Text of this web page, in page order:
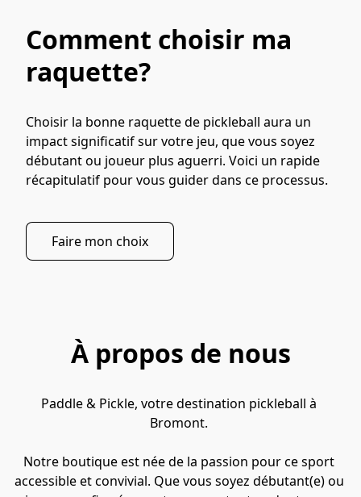
Comment choisir ma
raquette?
Choisir la bonne raquette de pickleball aura un
impact significatif sur votre jeu, que vous soyez
débutant ou joueur plus aguerri. Voici un rapide
récapitulatif pour vous guider dans ce processus.
Faire mon choix
À propos de nous
Paddle & Pickle, votre destination pickleball à
Bromont.
Notre boutique est née de la passion pour ce sport
accessible et convivial. Que vous soyez débutant(e) ou